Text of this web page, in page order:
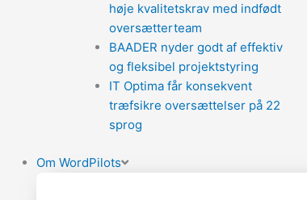
høje kvalitetskrav med indfødt
oversætterteam
BAADER nyder godt af effektiv
og fleksibel projektstyring
IT Optima får konsekvent
træfsikre oversættelser på 22
sprog
Om WordPilots